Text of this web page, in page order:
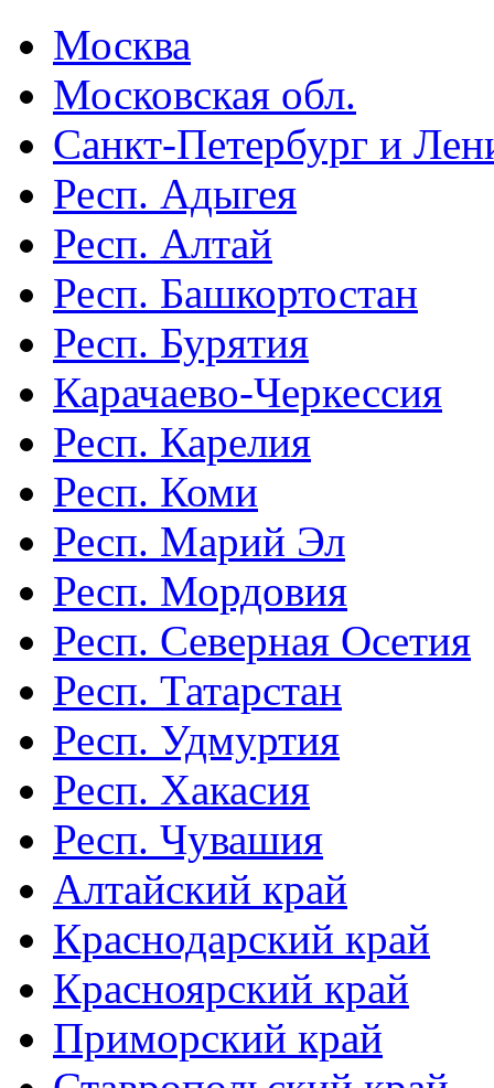
Москва
Московская обл.
Санкт-Петербург и
Респ. Адыгея
Респ. Алтай
Респ. Башкортостан
Респ. Бурятия
Карачаево-Черкессия
Респ. Карелия
Респ. Коми
Респ. Марий Эл
Респ. Мордовия
Респ. Северная Осетия
Респ. Татарстан
Респ. Удмуртия
Респ. Хакасия
Респ. Чувашия
Алтайский край
Краснодарский край
Красноярский край
Приморский край